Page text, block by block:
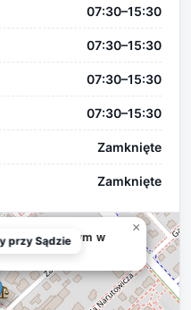
07:30–15:30
07:30–15:30
07:30–15:30
07:30–15:30
Zamknięte
Zamknięte
Rejonowym w
×
przy Sądzie